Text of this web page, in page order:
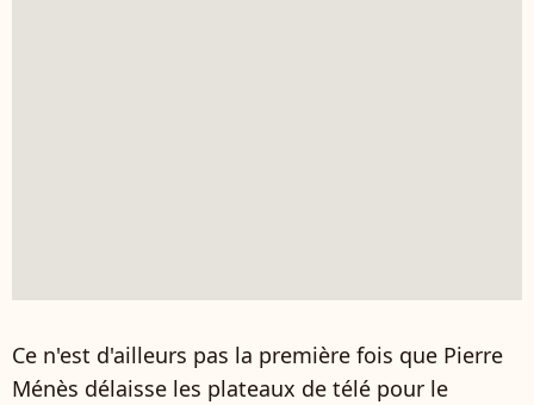
Ce n'est d'ailleurs pas la première fois que Pierre
Ménès délaisse les plateaux de télé pour le